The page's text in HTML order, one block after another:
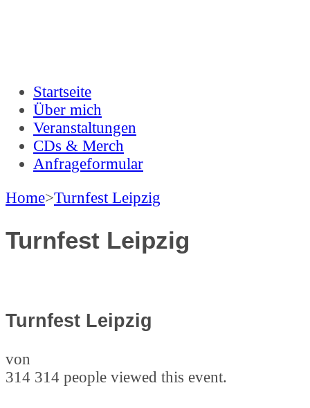
LUYS
Luis Dannewitz
Startseite
Über mich
Veranstaltungen
CDs & Merch
Anfrageformular
Home>Turnfest Leipzig
Turnfest Leipzig
Turnfest Leipzig
von
314 314 people viewed this event.